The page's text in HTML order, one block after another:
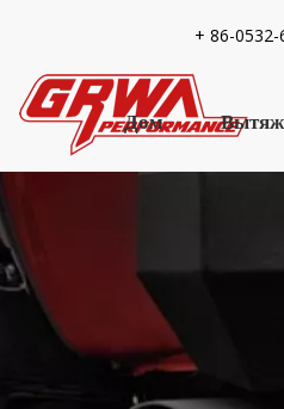
+ 86-0532-
Дом